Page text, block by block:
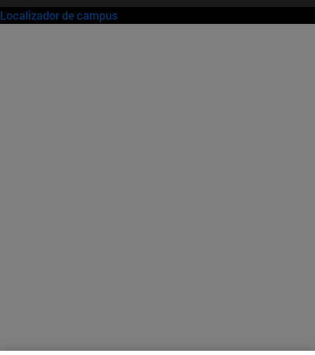
Localizador de campus